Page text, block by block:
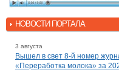
НОВОСТИ ПОРТАЛА
3 августа
Вышел в свет 8-й номер
«Переработка молока» за